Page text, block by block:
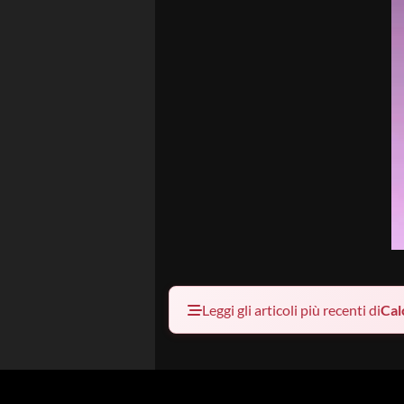
Leggi gli articoli più recenti di